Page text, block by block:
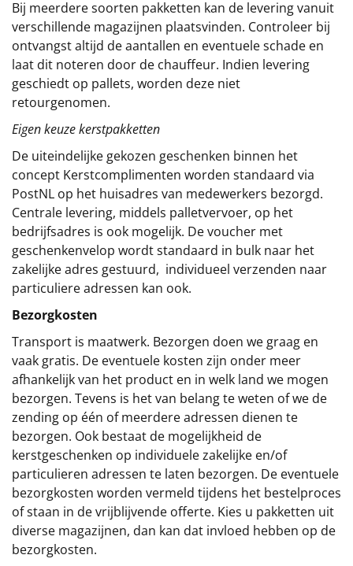
Bij meerdere soorten pakketten kan de levering vanuit
verschillende magazijnen plaatsvinden. Controleer bij
ontvangst altijd de aantallen en eventuele schade en
laat dit noteren door de chauffeur. Indien levering
geschiedt op pallets, worden deze niet
retourgenomen.
Eigen keuze kerstpakketten
De uiteindelijke gekozen geschenken binnen het
concept Kerstcomplimenten worden standaard via
PostNL op het huisadres van medewerkers bezorgd.
Centrale levering, middels palletvervoer, op het
bedrijfsadres is ook mogelijk. De voucher met
geschenkenvelop wordt standaard in bulk naar het
zakelijke adres gestuurd, individueel verzenden naar
particuliere adressen kan ook.
Bezorgkosten
Transport is maatwerk. Bezorgen doen we graag en
vaak gratis. De eventuele kosten zijn onder meer
afhankelijk van het product en in welk land we mogen
bezorgen. Tevens is het van belang te weten of we de
zending op één of meerdere adressen dienen te
bezorgen. Ook bestaat de mogelijkheid de
kerstgeschenken op individuele zakelijke en/of
particulieren adressen te laten bezorgen. De eventuele
bezorgkosten worden vermeld tijdens het bestelproces
of staan in de vrijblijvende offerte. Kies u pakketten uit
diverse magazijnen, dan kan dat invloed hebben op de
bezorgkosten.